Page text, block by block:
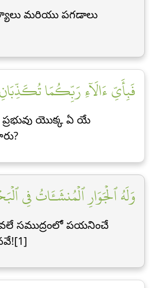
మరియు పగడాలు
فَبِأَيِّ ءَالَآءِ رَبِّكُمَا تُكَذِّبَانِ
యొక్క ఏ యే
وَلَهُ ٱلۡجَوَارِ ٱلۡمُنشَـَٔاتُ فِي
సముద్రంలో పయనించే